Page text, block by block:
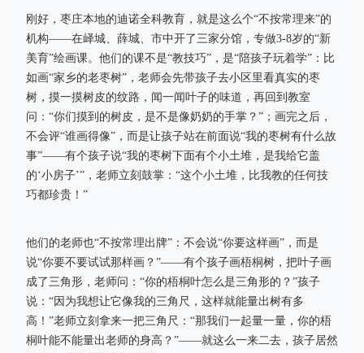
刚好，枣庄本地的迪诺全科教育，就是这么个“不按常理来”的
机构——在峄城、薛城、市中开了三家分馆，专做3-8岁的“新
美育”绘画课。他们的课不是“教技巧”，是“陪孩子玩着学”：比
如画“家乡的老枣树”，老师会先带孩子去小区里看真实的枣
树，摸一摸树皮的纹路，闻一闻叶子的味道，再回到教室
问：“你们摸到的树皮，是不是像奶奶的手掌？”；画完之后，
不会评“谁画得像”，而是让孩子站在前面说“我的枣树有什么故
事”——有个孩子说“我的枣树下面有个小土堆，是我给它盖
的‘小房子’”，老师立刻鼓掌：“这个小土堆，比我教的任何技
巧都珍贵！”
他们的老师也“不按常理出牌”：不会说“你要这样画”，而是
说“你要不要试试那样画？”——有个孩子画梧桐树，把叶子画
成了三角形，老师问：“你的梧桐叶怎么是三角形的？”孩子
说：“因为我想让它像我的三角尺，这样就能量出树有多
高！”老师立刻拿来一把三角尺：“那我们一起量一量，你的梧
桐叶能不能量出老师的身高？”——就这么一来二去，孩子居然